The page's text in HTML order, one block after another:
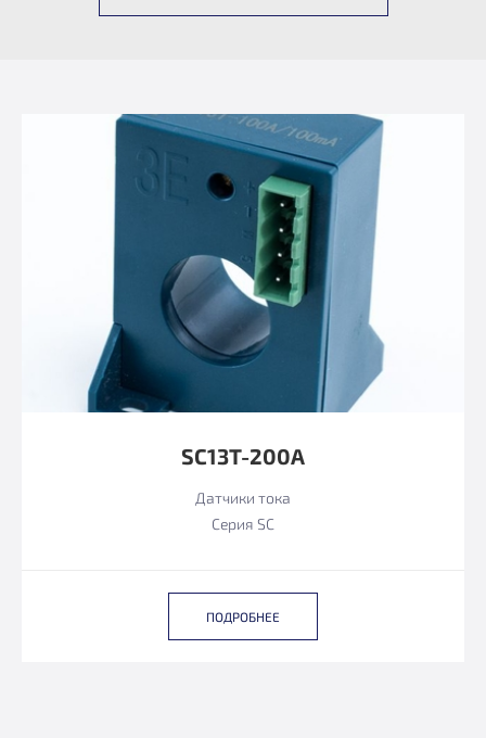
SC13T-200A
Датчики тока
Серия SC
ПОДРОБНЕЕ